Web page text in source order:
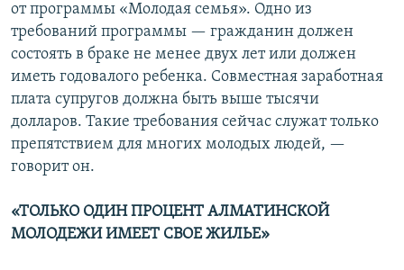
от программы «Молодая семья». Одно из
требований программы — гражданин должен
состоять в браке не менее двух лет или должен
иметь годовалого ребенка. Совместная заработная
плата супругов должна быть выше тысячи
долларов. Такие требования сейчас служат только
препятствием для многих молодых людей, —
говорит он.
«ТОЛЬКО ОДИН ПРОЦЕНТ АЛМАТИНСКОЙ
МОЛОДЕЖИ ИМЕЕТ СВОЕ ЖИЛЬЕ»